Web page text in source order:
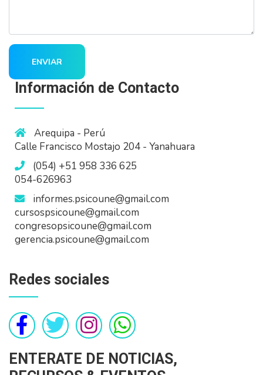
ENVIAR
Información de Contacto
Arequipa - Perú
Calle Francisco Mostajo 204 - Yanahuara
(054) +51 958 336 625
054-626963
informes.psicoune@gmail.com
cursospsicoune@gmail.com
congresopsicoune@gmail.com
gerencia.psicoune@gmail.com
Redes sociales
ENTERATE DE NOTICIAS,